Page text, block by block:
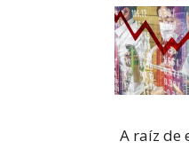
A raíz de